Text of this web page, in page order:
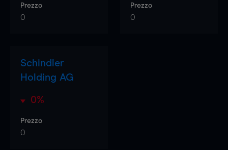
Prezzo
0
Prezzo
0
Schindler
Holding AG
0%
Prezzo
0